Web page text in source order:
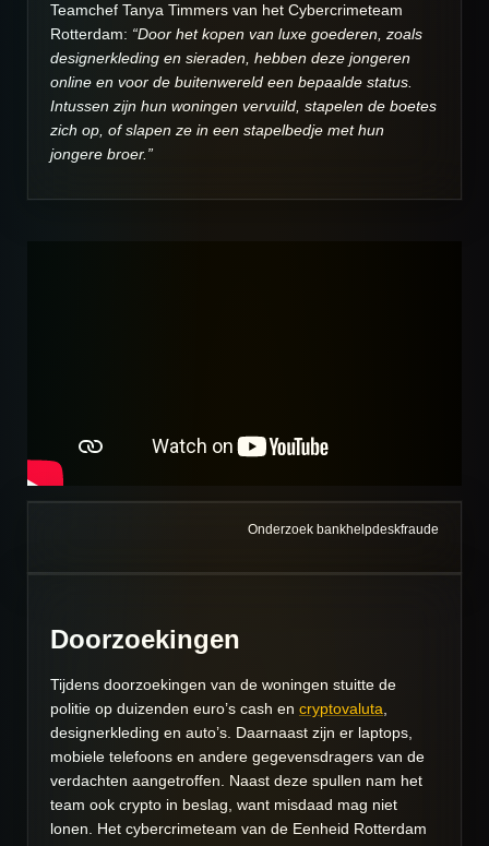
Teamchef Tanya Timmers van het Cybercrimeteam
Rotterdam: “Door het kopen van luxe goederen, zoals
designerkleding en sieraden, hebben deze jongeren
online en voor de buitenwereld een bepaalde status.
Intussen zijn hun woningen vervuild, stapelen de boetes
zich op, of slapen ze in een stapelbedje met hun
jongere broer.”
Onderzoek bankhelpdeskfraude
Doorzoekingen
Tijdens doorzoekingen van de woningen stuitte de
politie op duizenden euro’s cash en cryptovaluta
designerkleding en auto’s. Daarnaast zijn er laptops,
mobiele telefoons en andere gegevensdragers van de
verdachten aangetroffen. Naast deze spullen nam het
team ook crypto in beslag, want misdaad mag niet
lonen. Het cybercrimeteam van de Eenheid Rotterdam